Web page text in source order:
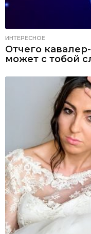
ИНТЕРЕСНОЕ
Отчего
может с тобой